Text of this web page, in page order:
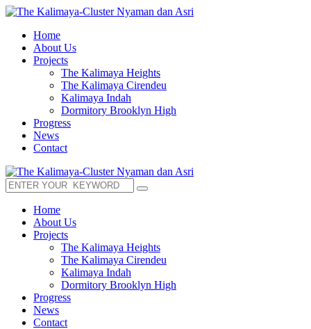
Home
About Us
Projects
The Kalimaya Heights
The Kalimaya Cirendeu
Kalimaya Indah
Dormitory Brooklyn High
Progress
News
Contact
Home
About Us
Projects
The Kalimaya Heights
The Kalimaya Cirendeu
Kalimaya Indah
Dormitory Brooklyn High
Progress
News
Contact